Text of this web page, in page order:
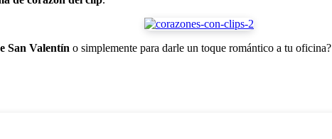
San Valentín o simplemente para darle un toque romántico a tu oficina?